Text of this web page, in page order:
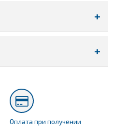
Оплата при получении